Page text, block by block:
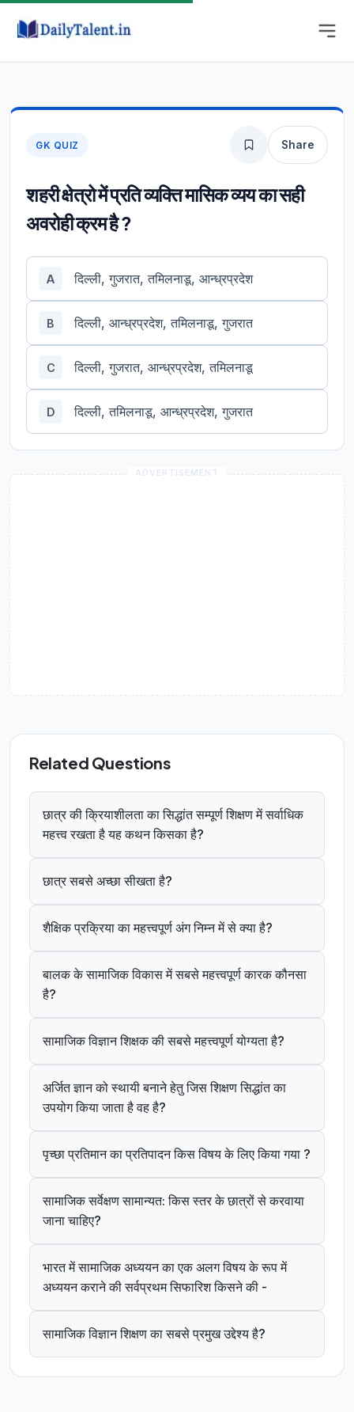
GK QUIZ Share
शहरी क्षेत्रो में प्रति व्यक्ति मासिक व्यय का सही
अवरोही क्रम है ?
A दिल्ली, गुजरात, तमिलनाडू, आन्ध्रप्रदेश
B दिल्ली, आन्ध्रप्रदेश, तमिलनाडू, गुजरात
C दिल्ली, गुजरात, आन्ध्रप्रदेश, तमिलनाडू
D दिल्ली, तमिलनाडू, आन्ध्रप्रदेश, गुजरात
Related Questions
छात्र की क्रियाशीलता का सिद्धांत सम्पूर्ण शिक्षण में सर्वाधिक
महत्त्व रखता है यह कथन किसका है?
छात्र सबसे अच्छा सीखता है?
शैक्षिक प्रक्रिया का महत्त्वपूर्ण अंग निम्न में से क्या है?
बालक के सामाजिक विकास में सबसे महत्त्वपूर्ण कारक कौनसा
है?
सामाजिक विज्ञान शिक्षक की सबसे महत्त्वपूर्ण योग्यता है?
अर्जित ज्ञान को स्थायी बनाने हेतु जिस शिक्षण सिद्धांत का
उपयोग किया जाता है वह है?
पृच्छा प्रतिमान का प्रतिपादन किस विषय के लिए किया गया ?
सामाजिक सर्वेक्षण सामान्यत: किस स्तर के छात्रों से करवाया
जाना चाहिए?
भारत में सामाजिक अध्ययन का एक अलग विषय के रूप में
अध्ययन कराने की सर्वप्रथम सिफारिश किसने की -
सामाजिक विज्ञान शिक्षण का सबसे प्रमुख उद्देश्य है?